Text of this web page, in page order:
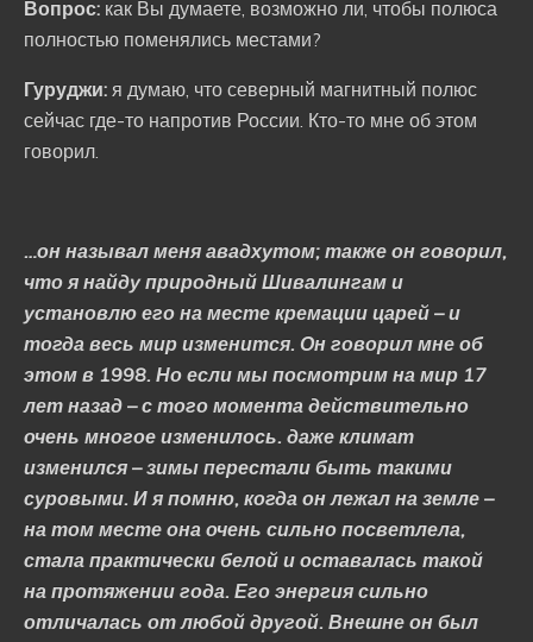
Вопрос: как Вы думаете, возможно ли, чтобы полюса
полностью поменялись местами?
Гуруджи: я думаю, что северный магнитный полюс
сейчас где-то напротив России. Кто-то мне об этом
говорил.
…он называл меня авадхутом; также он говорил,
что я найду природный Шивалингам и
установлю его на месте кремации царей – и
тогда весь мир изменится. Он говорил мне об
этом в 1998. Но если мы посмотрим на мир 17
лет назад – с того момента действительно
очень многое изменилось. даже климат
изменился – зимы перестали быть такими
суровыми. И я помню, когда он лежал на земле –
на том месте она очень сильно посветлела,
стала практически белой и оставалась такой
на протяжении года. Его энергия сильно
отличалась от любой другой. Внешне он был